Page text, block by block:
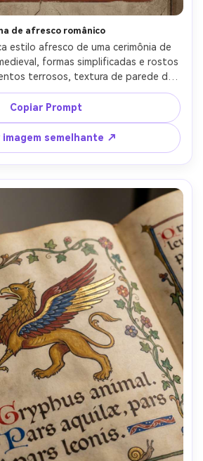
de afresco românico
estilo afresco de uma cerimônia de
formas simplificadas e rostos
terrosos, textura de parede de
escala hierárquica (figuras
elementos de enquadramento de
atenuados, humor comunitário
histórica, painel narrativo
iluminação cinematográfica suave-
AR 4:5
Copiar Prompt
imagem semelhante ↗